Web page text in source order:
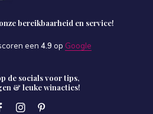
bereikbaarheid en service!
een 4.9 op Google
de socials voor tips,
& leuke winacties!